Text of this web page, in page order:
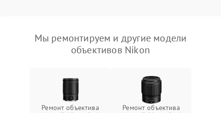
Мы ремонтируем и другие модели
объективов Nikon
Ремонт объектива
Ремонт объектива